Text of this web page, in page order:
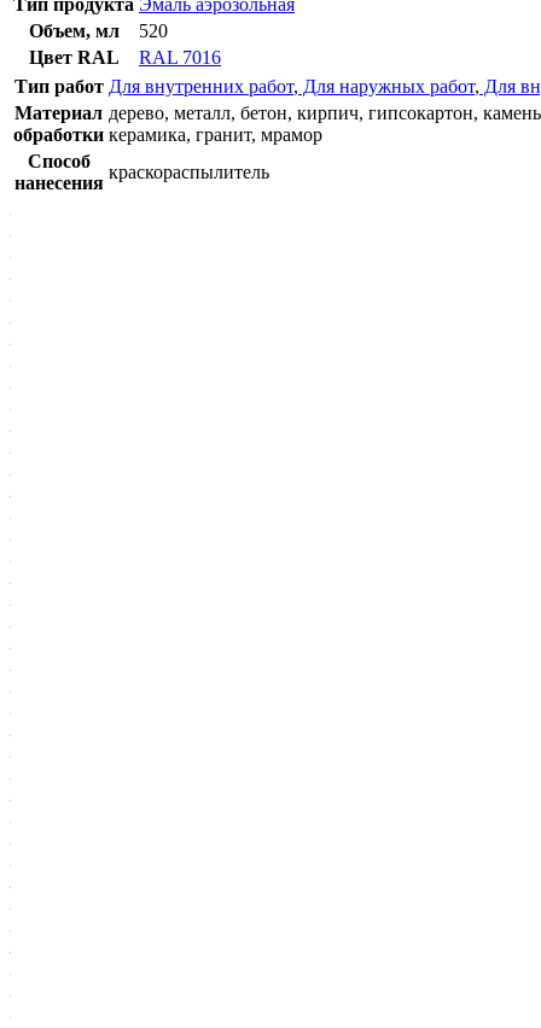
Тип продукта Эмаль аэрозольная
Объем, мл
520
Цвет RAL
RAL 7016
Тип работ Для внутренних работ, Для наружных работ, Для
Материал
обработки
дерево, металл, бетон, кирпич, гипсокартон,
керамика, гранит, мрамор
Способ
нанесения
краскораспылитель